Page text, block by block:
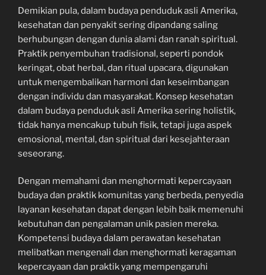
Demikian pula, dalam budaya penduduk asli Amerika,
kesehatan dan penyakit sering dipandang saling
berhubungan dengan dunia alami dan ranah spiritual.
Praktik penyembuhan tradisional, seperti pondok
keringat, obat herbal, dan ritual upacara, digunakan
untuk mengembalikan harmoni dan keseimbangan
dengan individu dan masyarakat. Konsep kesehatan
dalam budaya penduduk asli Amerika sering holistik,
tidak hanya mencakup tubuh fisik, tetapi juga aspek
emosional, mental, dan spiritual dari kesejahteraan
seseorang.
Dengan memahami dan menghormati kepercayaan
budaya dan praktik komunitas yang berbeda, penyedia
layanan kesehatan dapat dengan lebih baik memenuhi
kebutuhan dan pengalaman unik pasien mereka.
Kompetensi budaya dalam perawatan kesehatan
melibatkan mengenali dan menghormati keragaman
kepercayaan dan praktik yang mempengaruhi